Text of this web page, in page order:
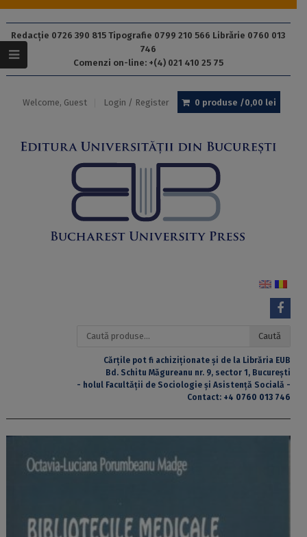
Redacție 0726 390 815 Tipografie 0799 210 566 Librărie 0760 013
746
Comenzi on-line: +(4) 021 410 25 75
Welcome, Guest Login / Register 0 produse /0,00 lei
Caută
Caută
Cărțile pot fi achiziționate și de la Librăria EUB
Bd. Schitu Măgureanu nr. 9, sector 1, București
- holul Facultății de Sociologie și Asistență Socială -
Contact: +4 0760 013 746